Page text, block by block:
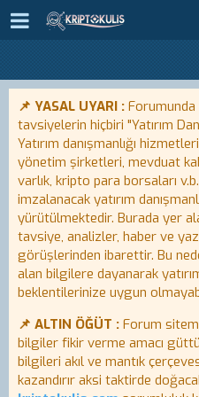
📌 YASAL UYARI :
tavsiyelerin hiçbiri "Yatırım
Yatırım danışmanlığı
yönetim şirketleri, mevduat
varlık, kripto para borsaları
imzalanacak yatırım
yürütülmektedir. Burada yer
tavsiye, analizler, haber ve
görüşlerinden ibarettir. Bu
alan bilgilere dayanarak
beklentilerinize uygun
📌 ALTIN ÖĞÜT : Forum
bilgiler fikir verme amacı
bilgileri akıl ve mantık
kazandırır aksi taktirde